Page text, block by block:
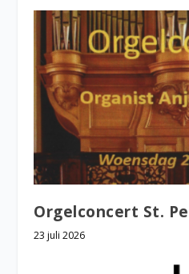
Orgelconcert St.
23 juli 2026